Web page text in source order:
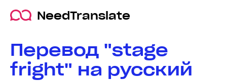
NeedTranslate
Перевод "stage
fright" на русский